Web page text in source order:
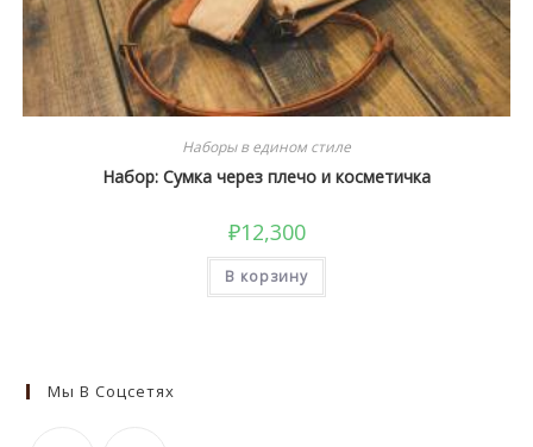
Наборы в едином стиле
Набор: Сумка через плечо и косметичка
₽12,300
В корзину
Мы В Соцсетях